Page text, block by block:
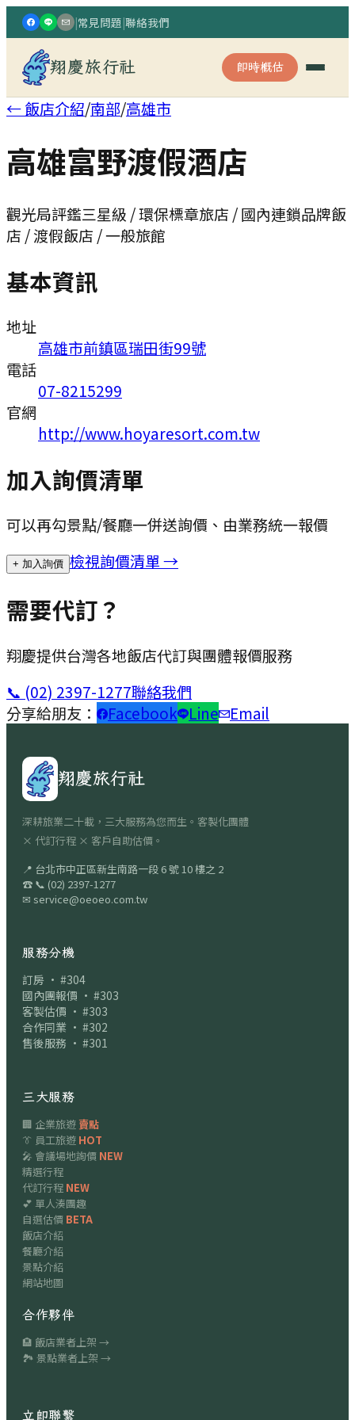
|常見問題|聯絡我們
翔慶旅行社 即時概估
← 飯店介紹/南部/高雄市
高雄富野渡假酒店
觀光局評鑑三星級 / 環保標章旅店 / 國內連鎖品牌飯
店 / 渡假飯店 / 一般旅館
基本資訊
地址
高雄市前鎮區瑞田街99號
電話
07-8215299
官網
http://www.hoyaresort.com.tw
加入詢價清單
可以再勾景點/餐廳一併送詢價、由業務統一報價
+ 加入詢價 檢視詢價清單 →
需要代訂？
翔慶提供台灣各地飯店代訂與團體報價服務
📞 (02) 2397-1277聯絡我們
分享給朋友：
Facebook Line Email
翔慶旅行社
深耕旅業二十載，三大服務為您而生。客製化團體
× 代訂行程 × 客戶自助估價。
📍 台北市中正區新生南路一段 6 號 10 樓之 2
☎ 📞 (02) 2397-1277
✉ service@oeoeo.com.tw
服務分機
訂房 · #304
國內團報價 · #303
客製估價 · #303
合作同業 · #302
售後服務 · #301
三大服務
🏢 企業旅遊賣點
👔 員工旅遊 HOT
🎤 會議場地詢價 NEW
精選行程
代訂行程 NEW
💕 單人湊團趣
自選估價 BETA
飯店介紹
餐廳介紹
景點介紹
網站地圖
合作夥伴
🏨 飯店業者上架 →
🏞 景點業者上架 →
立即聯繫